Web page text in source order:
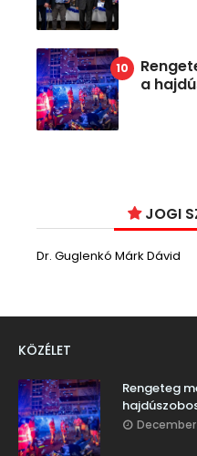
a
JOGI
Dr. Guglenkó Márk Dávid
KÖZÉLET
Rengeteg
December